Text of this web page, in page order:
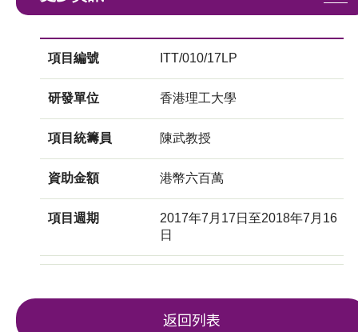
項目編號 ITT/010/17LP
研發單位 香港理工大學
項目統籌員 陳武教授
資助金額 港幣六百萬
項目週期
2017年7月17日至2018年7月16
日
返回列表